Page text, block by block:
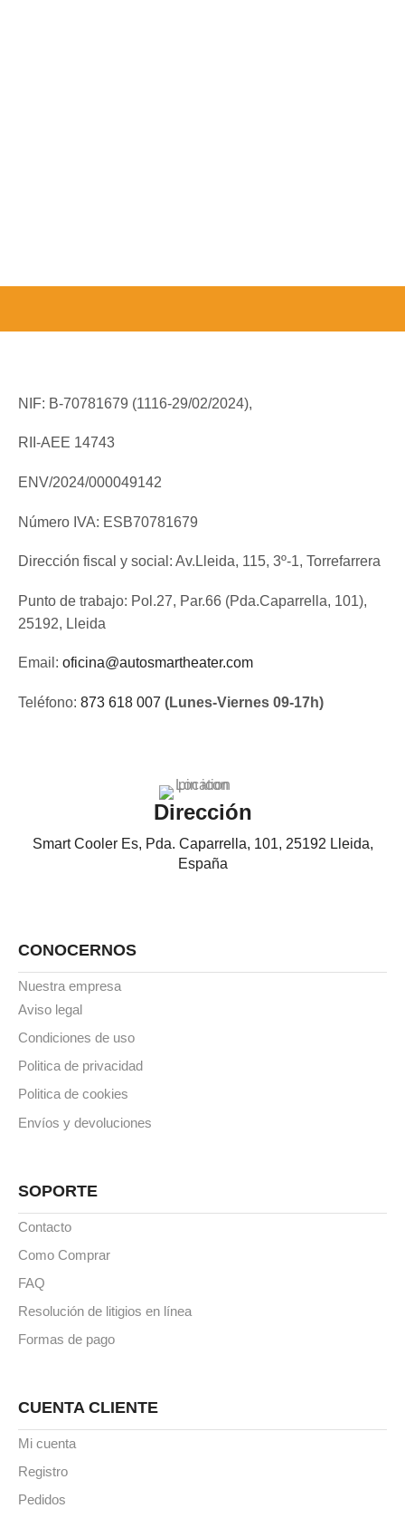
NIF: B-70781679 (1116-29/02/2024),
RII-AEE 14743
ENV/2024/000049142
Número IVA: ESB70781679
Dirección fiscal y social: Av.Lleida, 115, 3º-1, Torrefarrera
Punto de trabajo: Pol.27, Par.66 (Pda.Caparrella, 101),
25192, Lleida
Email: oficina@autosmartheater.com
Teléfono: 873 618 007 (Lunes-Viernes 09-17h)
Dirección
Smart Cooler Es, Pda. Caparrella, 101, 25192 Lleida,
España
CONOCERNOS
Nuestra empresa
Aviso legal
Condiciones de uso
Politica de privacidad
Politica de cookies
Envíos y devoluciones
SOPORTE
Contacto
Como Comprar
FAQ
Resolución de litigios en línea
Formas de pago
CUENTA CLIENTE
Mi cuenta
Registro
Pedidos